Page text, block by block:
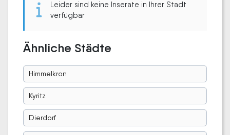
Leider sind keine Inserate in Ihrer Stadt
verfügbar
Ähnliche Städte
Himmelkron
Kyritz
Dierdorf